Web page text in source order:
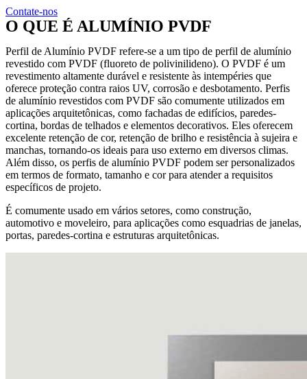
Contate-nos
O QUE É ALUMÍNIO PVDF
Perfil de Alumínio PVDF refere-se a um tipo de perfil de alumínio
revestido com PVDF (fluoreto de polivinilideno). O PVDF é um
revestimento altamente durável e resistente às intempéries que
oferece proteção contra raios UV, corrosão e desbotamento. Perfis
de alumínio revestidos com PVDF são comumente utilizados em
aplicações arquitetônicas, como fachadas de edifícios, paredes-
cortina, bordas de telhados e elementos decorativos. Eles oferecem
excelente retenção de cor, retenção de brilho e resistência à sujeira e
manchas, tornando-os ideais para uso externo em diversos climas.
Além disso, os perfis de alumínio PVDF podem ser personalizados
em termos de formato, tamanho e cor para atender a requisitos
específicos de projeto.
É comumente usado em vários setores, como construção,
automotivo e moveleiro, para aplicações como esquadrias de janelas,
portas, paredes-cortina e estruturas arquitetônicas.